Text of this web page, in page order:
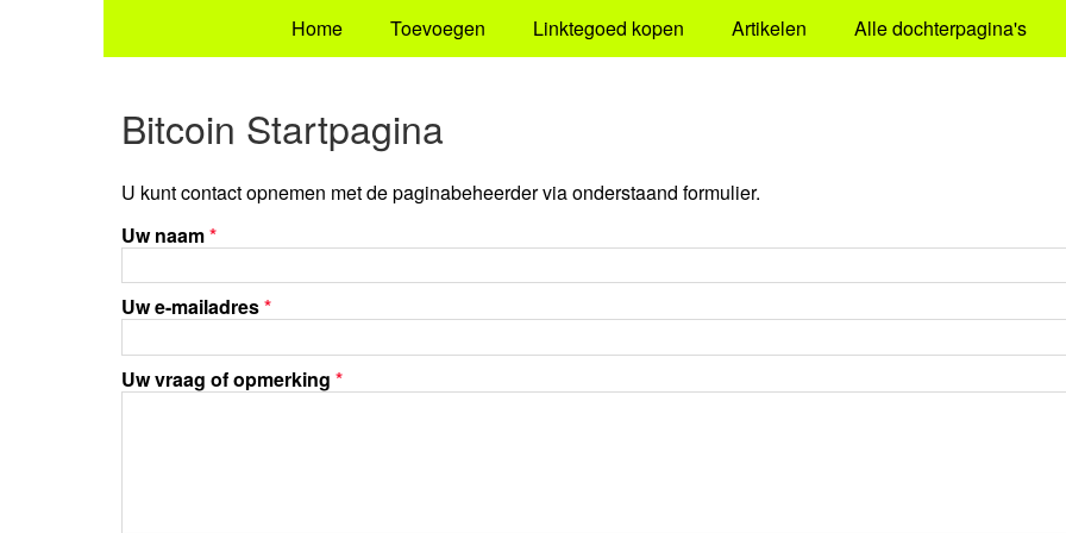
Home Toevoegen Linktegoed kopen Artikelen Alle dochterpagina's
Bitcoin Startpagina
U kunt contact opnemen met de paginabeheerder via onderstaand formulier.
Uw naam*
Uw e-mailadres*
Uw vraag of opmerking *